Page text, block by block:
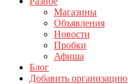
Магазины
Объявления
Новости
Пробки
Афиша
Блог
Добавить организацию